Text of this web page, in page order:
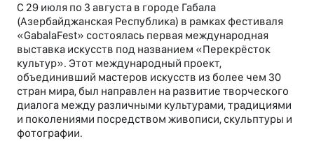
С 29 июля по 3 августа в городе Габала
(Азербайджанская Республика) в рамках фестиваля
«GabalaFest» состоялась первая международная
выставка искусств под названием «Перекрёсток
культур». Этот международный проект,
объединивший мастеров искусств из более чем 30
стран мира, был направлен на развитие творческого
диалога между различными культурами, традициями
и поколениями посредством живописи, скульптуры и
фотографии.